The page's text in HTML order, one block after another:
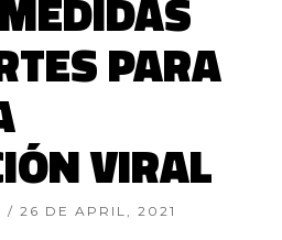
PARA
VIRAL
/ 26 DE APRIL, 2021